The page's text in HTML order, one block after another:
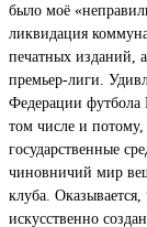
было моё
ликвидация
печатных изданий,
премьер-лиги.
Федерации футбола
том числе и
государственные
чиновничий мир
клуба.
искусственно